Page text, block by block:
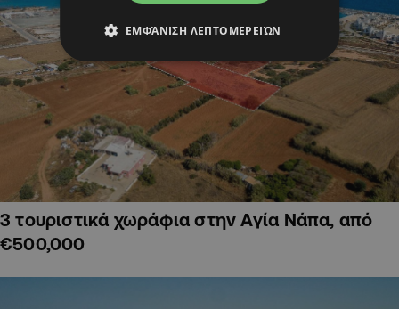
3 τουριστικά χωράφια στην Αγία Νάπα, από
€500,000
ΕΜΦΆΝΙΣΗ ΛΕΠΤΟΜΕΡΕΙΏΝ